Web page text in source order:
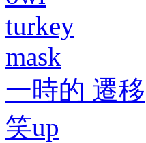
turkey
mask
一時的 遷
笑up